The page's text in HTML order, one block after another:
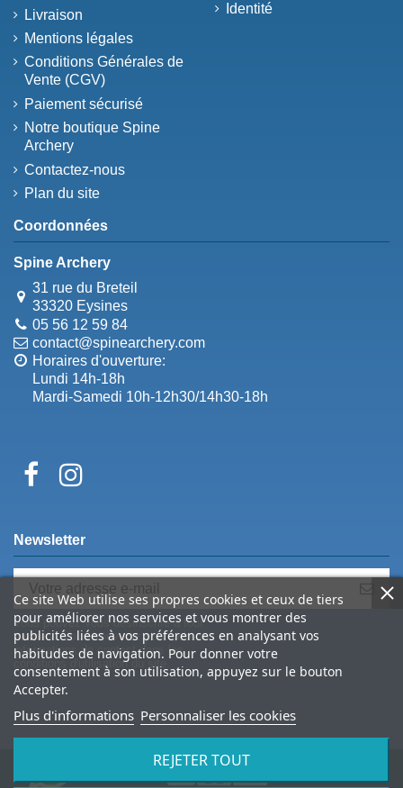
Livraison
Mentions légales
Conditions Générales de
Vente (CGV)
Paiement sécurisé
Notre boutique Spine
Archery
Contactez-nous
Plan du site
Identité
Coordonnées
Spine Archery
31 rue du Breteil
33320 Eysines
05 56 12 59 84
contact@spinearchery.com
Horaires d'ouverture:
Lundi 14h-18h
Mardi-Samedi 10h-12h30/14h30-18h
Ce site Web utilise ses propres cookies et ceux de tiers
pour améliorer nos services et vous montrer des
publicités liées à vos préférences en analysant vos
habitudes de navigation. Pour donner votre
consentement à son utilisation, appuyez sur le bouton
Accepter.
Plus d'informations Personnaliser les cookies
REJETER TOUT
Newsletter
Vous pouvez vous désinscrire à tout
moment. Vous trouverez pour cela nos
informations de contact dans les
conditions d'utilisation du site.